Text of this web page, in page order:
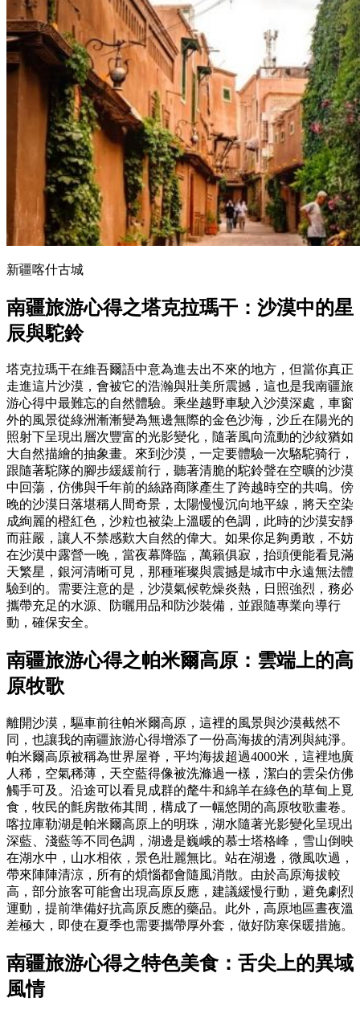
新疆喀什古城
南疆旅游心得之塔克拉瑪干：沙漠中的星
辰與駝鈴
塔克拉瑪干在維吾爾語中意為進去出不來的地方，但當你真正
走進這片沙漠，會被它的浩瀚與壯美所震撼，這也是我南疆旅
游心得中最難忘的自然體驗。乘坐越野車駛入沙漠深處，車窗
外的風景從綠洲漸漸變為無邊無際的金色沙海，沙丘在陽光的
照射下呈現出層次豐富的光影變化，隨著風向流動的沙紋猶如
大自然描繪的抽象畫。來到沙漠，一定要體驗一次駱駝骑行，
跟隨著駝隊的腳步緩緩前行，聽著清脆的駝鈴聲在空曠的沙漠
中回蕩，仿佛與千年前的絲路商隊產生了跨越時空的共鳴。傍
晚的沙漠日落堪稱人間奇景，太陽慢慢沉向地平線，將天空染
成絢麗的橙紅色，沙粒也被染上溫暖的色調，此時的沙漠安靜
而莊嚴，讓人不禁感歎大自然的偉大。如果你足夠勇敢，不妨
在沙漠中露營一晚，當夜幕降臨，萬籟俱寂，抬頭便能看見滿
天繁星，銀河清晰可見，那種璀璨與震撼是城市中永遠無法體
驗到的。需要注意的是，沙漠氣候乾燥炎熱，日照強烈，務必
攜帶充足的水源、防曬用品和防沙裝備，並跟隨專業向導行
動，確保安全。
南疆旅游心得之帕米爾高原：雲端上的高
原牧歌
離開沙漠，驅車前往帕米爾高原，這裡的風景與沙漠截然不
同，也讓我的南疆旅游心得增添了一份高海拔的清冽與純淨。
帕米爾高原被稱為世界屋脊，平均海拔超過4000米，這裡地廣
人稀，空氣稀薄，天空藍得像被洗滌過一樣，潔白的雲朵仿佛
觸手可及。沿途可以看見成群的氂牛和綿羊在綠色的草甸上覓
食，牧民的氈房散佈其間，構成了一幅悠閒的高原牧歌畫卷。
喀拉庫勒湖是帕米爾高原上的明珠，湖水隨著光影變化呈現出
深藍、淺藍等不同色調，湖邊是巍峨的慕士塔格峰，雪山倒映
在湖水中，山水相依，景色壯麗無比。站在湖邊，微風吹過，
帶來陣陣清涼，所有的煩惱都會隨風消散。由於高原海拔較
高，部分旅客可能會出現高原反應，建議緩慢行動，避免劇烈
運動，提前準備好抗高原反應的藥品。此外，高原地區晝夜溫
差極大，即使在夏季也需要攜帶厚外套，做好防寒保暖措施。
南疆旅游心得之特色美食：舌尖上的異域
風情